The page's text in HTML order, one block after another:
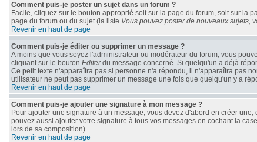
Comment puis-je poster un sujet dans un forum ?
Facile, cliquez sur le bouton approprié soit sur la page du forum, soit sur la
page du forum ou du sujet (la liste Vous pouvez poster de nouveaux sujets,
Revenir en haut de page
Comment puis-je éditer ou supprimer un message ?
A moins que vous soyez l'administrateur ou modérateur du forum, vous
cliquant sur le bouton Editerdu message concerné. Si quelqu'un a déjà
Ce petit texte n'apparaîtra pas si personne n'a répondu, il n'apparaîtra pas
utilisateur ne peut pas supprimer un message une fois que quelqu'un y a
Revenir en haut de page
Comment puis-je ajouter une signature à mon message ?
Pour ajouter une signature à un message, vous devez d'abord en créer
pouvez aussi ajouter votre signature à tous vos messages en cochant la
lors de sa composition).
Revenir en haut de page